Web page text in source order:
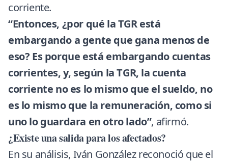
corriente.
“Entonces, ¿por qué la TGR está
embargando a gente que gana menos de
eso? Es porque está embargando cuentas
corrientes, y, según la TGR, la cuenta
corriente no es lo mismo que el sueldo, no
es lo mismo que la remuneración, como si
uno lo guardara en otro lado”, afirmó.
¿Existe una salida para los afectados?
En su análisis, Iván González reconoció que el